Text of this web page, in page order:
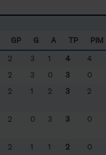
GP G A TP
PIM
2 3 1 4
4
2 3 0 3
0
2 1 2 3 2
2 0 3 3 0
2 1 1 2
0